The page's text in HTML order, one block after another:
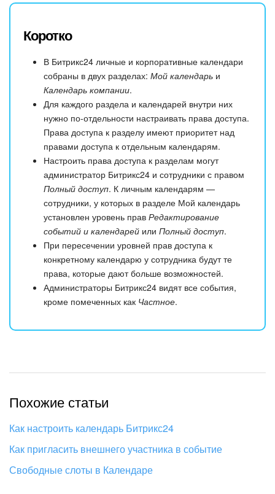
Коротко
В Битрикс24 личные и корпоративные календари
собраны в двух разделах: Мой календарь и
Календарь компании.
Для каждого раздела и календарей внутри них
нужно по-отдельности настраивать права доступа.
Права доступа к разделу имеют приоритет над
правами доступа к отдельным календарям.
Настроить права доступа к разделам могут
администратор Битрикс24 и сотрудники с правом
Полный доступ. К личным календарям —
сотрудники, у которых в разделе Мой календарь
установлен уровень прав Редактирование
событий и календарей или Полный доступ.
При пересечении уровней прав доступа к
конкретному календарю у сотрудника будут те
права, которые дают больше возможностей.
Администраторы Битрикс24 видят все события,
кроме помеченных как Частное.
Похожие статьи
Как настроить календарь Битрикс24
Как пригласить внешнего участника в событие
Свободные слоты в Календаре